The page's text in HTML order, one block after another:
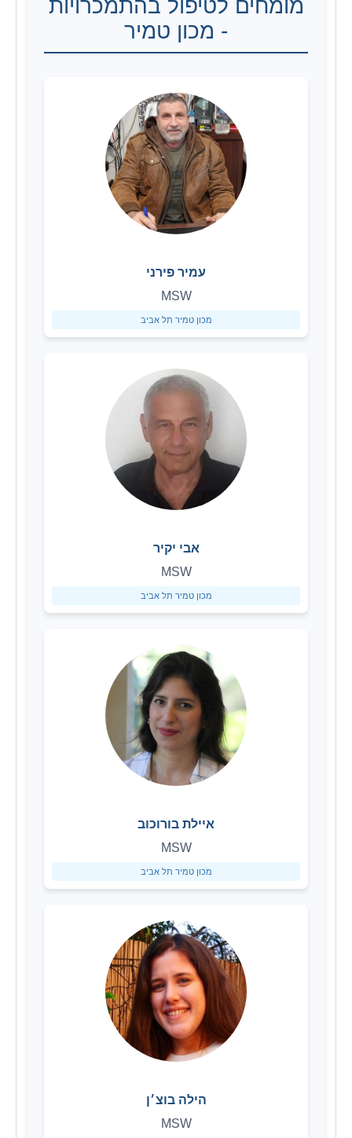
מומחים לטיפול בהתמכרויות
- מכון טמיר
עמיר פירני
MSW
מכון טמיר תל אביב
אבי יקיר
MSW
מכון טמיר תל אביב
איילת בורוכוב
MSW
מכון טמיר תל אביב
הילה בוצ׳ן
MSW